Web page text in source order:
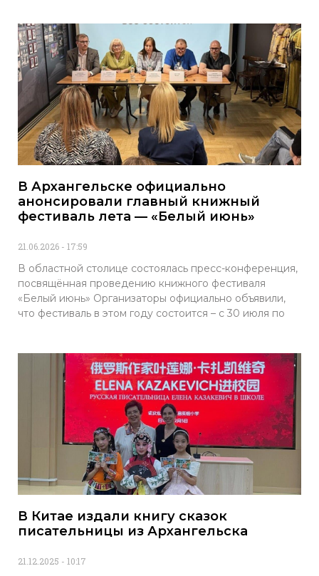
В Архангельске официально
анонсировали главный книжный
фестиваль лета — «Белый июнь»
21.06.2026 17:59
В областной столице состоялась пресс-конференция,
посвящённая проведению книжного фестиваля
«Белый июнь» Организаторы официально объявили,
что фестиваль в этом году состоится – с 30 июля по
В Китае издали книгу сказок
писательницы из Архангельска
21.12.2025 10:17